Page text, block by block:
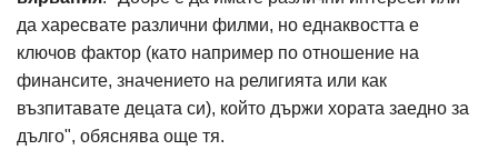
да харесвате различни филми, но еднаквостта е
ключов фактор (като например по отношение на
финансите, значението на религията или как
възпитавате децата си), който държи хората заедно за
дълго", обяснява още тя.